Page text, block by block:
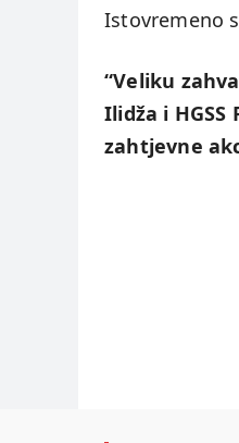
Istovremeno
“Veliku
Ilidža i
zahtjevne